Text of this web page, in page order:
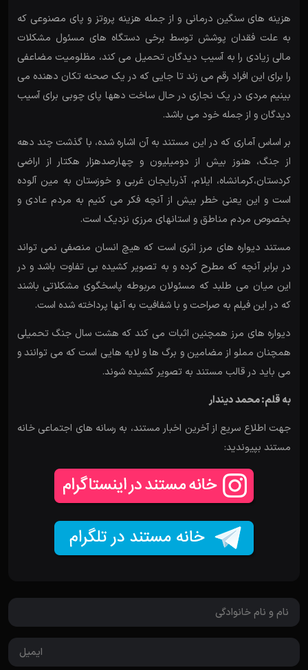
هزینه های سنگین درمانی و از جمله هزینه پروتز و پای مصنوعی که
به علت فقدان پوشش توسط برخی دستگاه های مسئول مشکلات
مالی زیادی را به آسیب دیدگان تحمیل می کند، مظلومیت مضاعفی
را برای این افراد رقم می زند تا جایی که در یک صحنه تکان دهنده می
بینیم مردی در یک نجاری در حال ساخت دهها پای چوبی برای آسیب
دیدگان و از جمله خود می باشد.
بر اساس آماری که در این مستند به آن اشاره شده، با گذشت چند دهه
از جنگ، هنوز بیش از دومیلیون و چهارصدهزار هکتار از اراضی
کردستان،کرمانشاه، ایلام، آذربایجان غربی و خوزستان به مین آلوده
است و این یعنی خطر بیش از آنچه فکر می کنیم به مردم عادی و
بخصوص مردم مناطق و استانهای مرزی نزدیک است.
مستند دیواره های مرز اثری است که هیچ انسان منصفی نمی تواند
در برابر آنچه که مطرح کرده و به تصویر کشیده بی تفاوت باشد و در
این میان می طلبد که مسئولان مربوطه پاسخگوی مشکلاتی باشند
که در این فیلم به صراحت و با شفافیت به آنها پرداخته شده است.
دیواره های مرز همچنین اثبات می کند که هشت سال جنگ تحمیلی
همچنان مملو از مضامین و برگ ها و لایه هایی است که می توانند و
می باید در قالب مستند به تصویر کشیده شوند.
به قلم: محمد دیندار
جهت اطلاع سریع از آخرین اخبار مستند، به رسانه های اجتماعی خانه
مستند بپیوندید: